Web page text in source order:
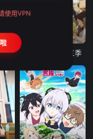
致不灭的你 第三季
使用VPN